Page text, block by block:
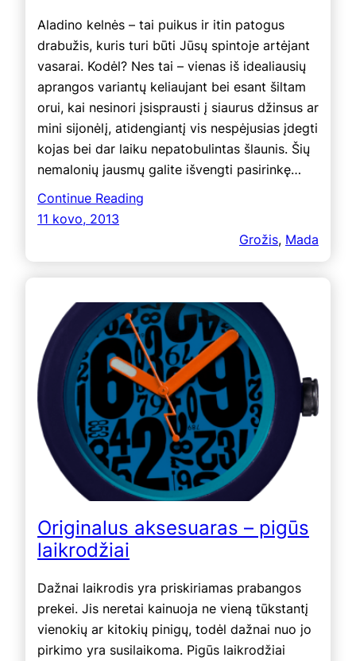
Aladino kelnės – tai puikus ir itin patogus
drabužis, kuris turi būti Jūsų spintoje artėjant
vasarai. Kodėl? Nes tai – vienas iš idealiausių
aprangos variantų keliaujant bei esant šiltam
orui, kai nesinori įsisprausti į siaurus džinsus ar
mini sijonėlį, atidengiantį vis nespėjusias įdegti
kojas bei dar laiku nepatobulintas šlaunis. Šių
nemalonių jausmų galite išvengti pasirinkę…
Continue Reading
11 kovo, 2013
Grožis, Mada
Originalus aksesuaras – pigūs
laikrodžiai
Dažnai laikrodis yra priskiriamas prabangos
prekei. Jis neretai kainuoja ne vieną tūkstantį
vienokių ar kitokių pinigų, todėl dažnai nuo jo
pirkimo yra susilaikoma. Pigūs laikrodžiai